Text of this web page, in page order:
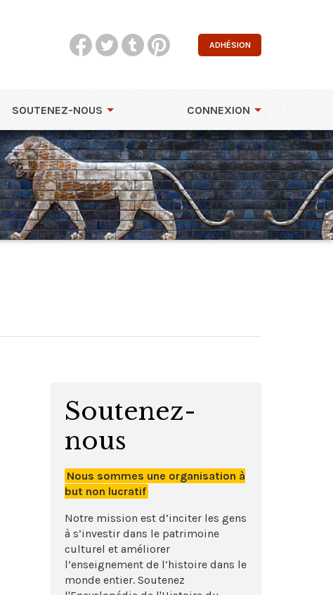
ADHÉSION
SOUTENEZ-NOUS CONNEXION
Soutenez-
nous
Nous sommes une organisation à
but non lucratif
Notre mission est d’inciter les gens
à s’investir dans le patrimoine
culturel et améliorer
l’enseignement de l’histoire dans le
monde entier. Soutenez